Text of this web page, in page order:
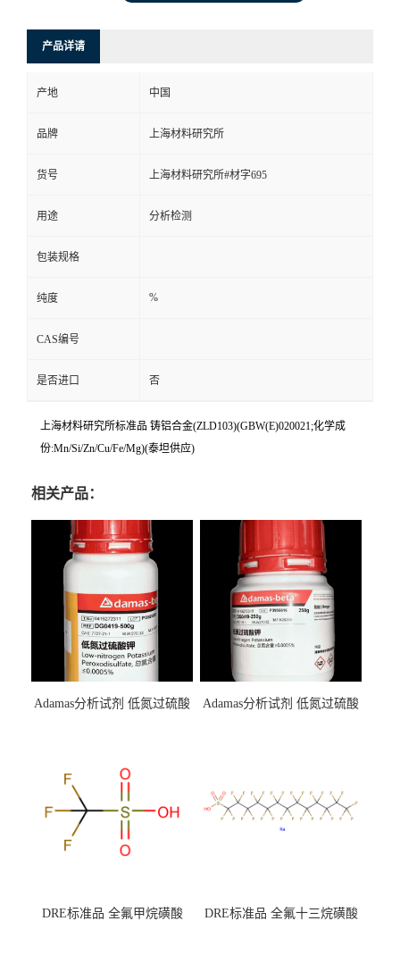
产品详请
产地 中国
品牌 上海材料研究所
货号 上海材料研究所#材字695
用途 分析检测
包装规格
纯度 %
CAS编号
是否进口 否
上海材料研究所标准品 铸铝合金(ZLD103)(GBW(E)020021;化学成
份:Mn/Si/Zn/Cu/Fe/Mg)(泰坦供应)
相关产品：
Adamas分析试剂 低氮过硫酸
（泰坦现货供应）
Adamas分析试剂 低氮过硫酸
DRE标准品 全氟甲烷磺酸
DRE标准品 全氟十三烷磺酸